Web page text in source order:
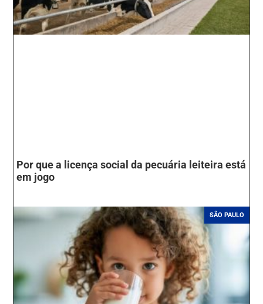
Por que a licença social da pecuária leiteira está
em jogo
SÃO PAULO